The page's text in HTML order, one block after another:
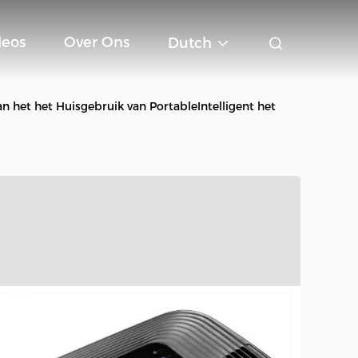
Over Ons Dutch
het het Huisgebruik van PortableIntelligent het